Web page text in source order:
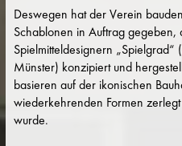
Deswegen hat der Verein
Schablonen in Auftrag
Spielmitteldesignern „Spielgrad“
Münster) konzipiert und
basieren auf der ikonischen
wiederkehrenden Formen
wurde.